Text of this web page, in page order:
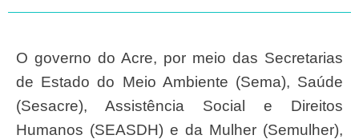
O governo do Acre, por meio das Secretarias
de Estado do Meio Ambiente (Sema), Saúde
(Sesacre), Assistência Social e Direitos
Humanos (SEASDH) e da Mulher (Semulher),